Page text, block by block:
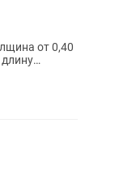
от 0,40